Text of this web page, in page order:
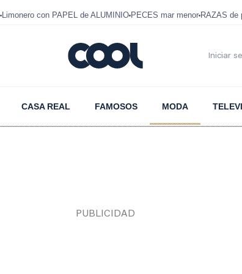
Limonero con PAPEL de ALUMINIO PECES mar menor RAZAS de
Iniciar
CASA REAL FAMOSOS MODA